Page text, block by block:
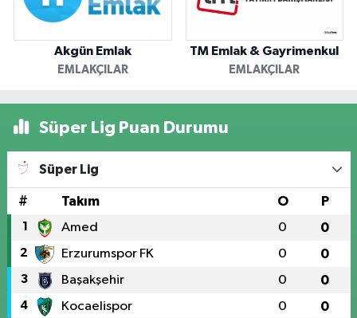
Akgün Emlak
EMLAKÇILAR
TM Emlak & Gayrimenkul
EMLAKÇILAR
Süper Lig Puan Durumu
Süper Lig
# Takım O P
1 Amed 0 0
2 Erzurumspor FK 0 0
3 Başakşehir 0 0
4 Kocaelispor 0 0